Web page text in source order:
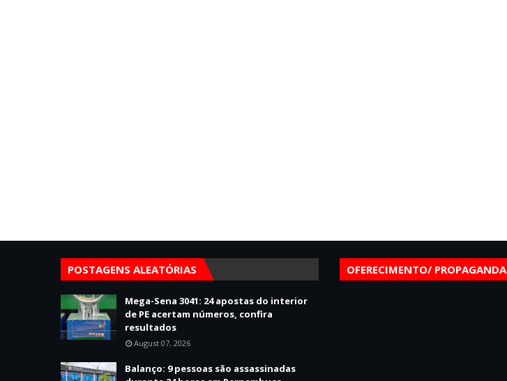
POSTAGENS ALEATÓRIAS
Mega-Sena 3041: 24 apostas do interior
de PE acertam números, confira
resultados
August 07, 2026
Balanço: 9 pessoas são assassinadas
OFERECIMENTO/ PROPAGANDA